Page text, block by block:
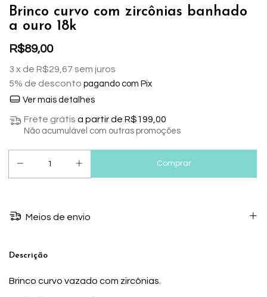
Brinco curvo com zircônias banhado
a ouro 18k
R$89,00
3 x de R$29,67 sem juros
5% de desconto pagando com Pix
Ver mais detalhes
Frete grátis a partir deR$199,00
Não acumulável com outras promoções
Meios de envio
Descrição
Brinco curvo vazado com zircônias.